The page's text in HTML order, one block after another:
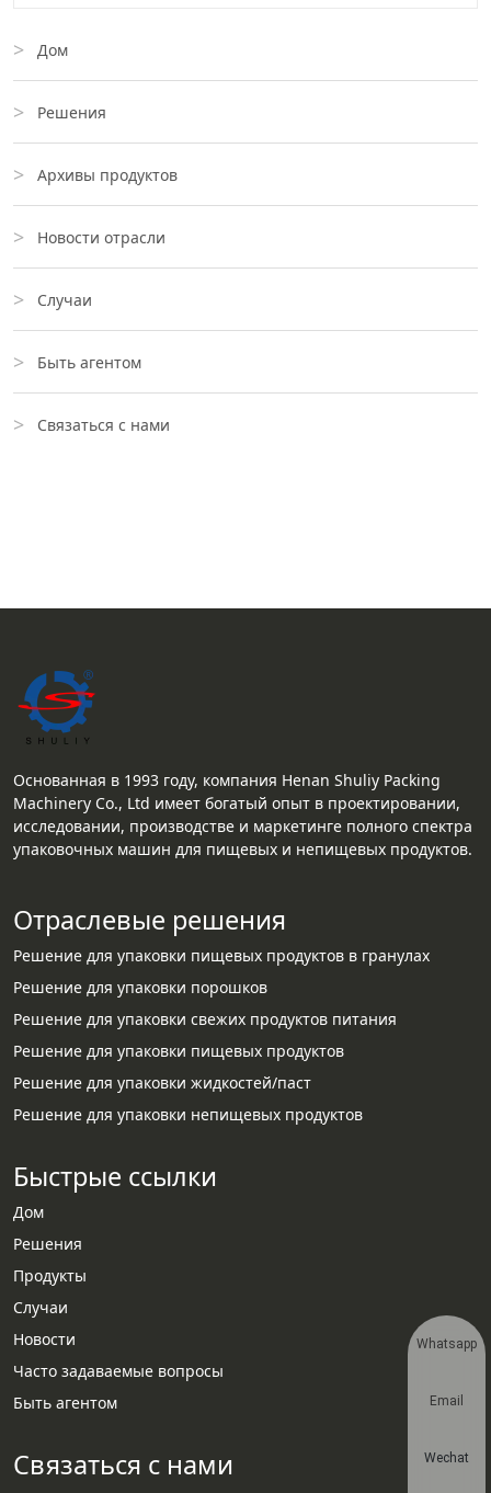
Дом
Решения
Архивы продуктов
Новости отрасли
Случаи
Быть агентом
Связаться с нами
Основанная в 1993 году, компания Henan Shuliy Packing
Machinery Co., Ltd имеет богатый опыт в проектировании,
исследовании, производстве и маркетинге полного спектра
упаковочных машин для пищевых и непищевых продуктов.
Отраслевые решения
Решение для упаковки пищевых продуктов в гранулах
Решение для упаковки порошков
Решение для упаковки свежих продуктов питания
Решение для упаковки пищевых продуктов
Решение для упаковки жидкостей/паст
Решение для упаковки непищевых продуктов
Быстрые ссылки
Дом
Решения
Продукты
Случаи
Новости
Часто задаваемые вопросы
Быть агентом
Связаться с нами
Whatsapp
Email
Wechat